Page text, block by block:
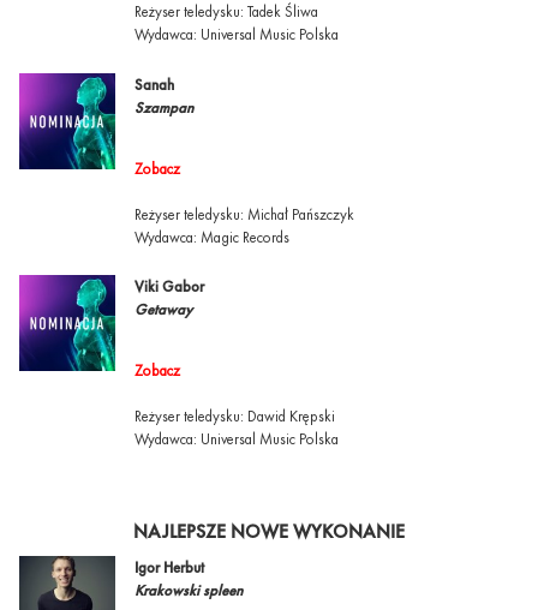
Reżyser teledysku: Tadek Śliwa
Wydawca: Universal Music Polska
Sanah
Szampan
Zobacz
Reżyser teledysku: Michał Pańszczyk
Wydawca: Magic Records
Viki Gabor
Getaway
Zobacz
Reżyser teledysku: Dawid Krępski
Wydawca: Universal Music Polska
NAJLEPSZE NOWE WYKONANIE
Igor Herbut
Krakowski spleen